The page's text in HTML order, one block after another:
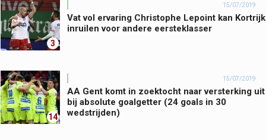
3
15/07/2019
Vat vol ervaring Christophe Lepoint kan Kortrijk
inruilen voor andere eersteklasser
14
15/07/2019
AA Gent komt in zoektocht naar versterking uit
bij absolute goalgetter (24 goals in 30
wedstrijden)